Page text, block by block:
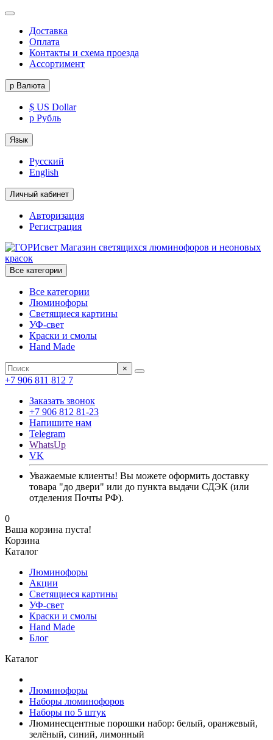
Доставка
Оплата
Контакты и схема проезда
Ассортимент
р Валюта
$ US Dollar
р Рубль
Язык
Русский
English
Личный кабинет
Авторизация
Регистрация
Все категории
Все категории
Люминофоры
Светящиеся картины
УФ-свет
Краски и смолы
Hand Made
×
+7 906 811 812 7
Заказать звонок
+7 906 812 81-23
Напишите нам
Telegram
WhatsUp
VK
Уважаемые клиенты! Вы можете оформить доставку
товара "до двери" или до пункта выдачи СДЭК (или
отделения Почты РФ).
0
Ваша корзина пуста!
Корзина
Каталог
Люминофоры
Акции
Светящиеся картины
УФ-свет
Краски и смолы
Hand Made
Блог
Каталог
Люминофоры
Наборы люминофоров
Наборы по 5 штук
Люминесцентные порошки набор: белый, оранжевый,
зелёный, синий, лимонный